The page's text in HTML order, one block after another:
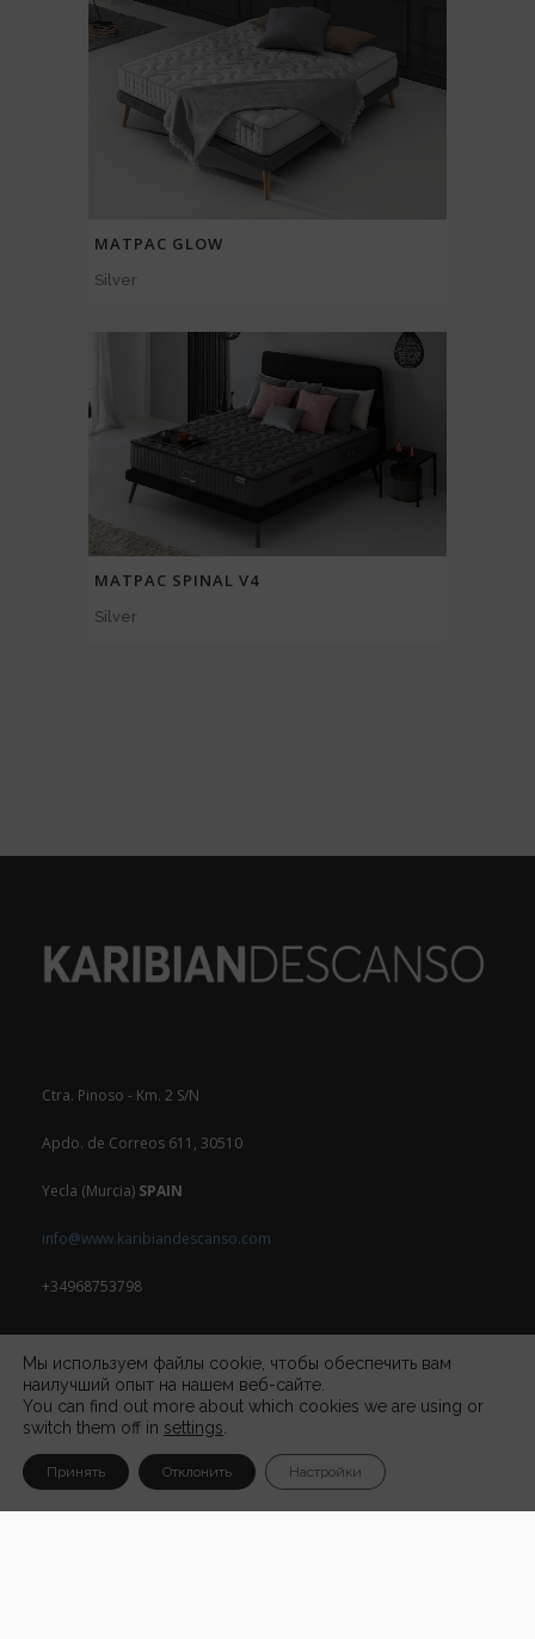
МАТРАС GLOW
Silver
МАТРАС SPINAL V4
Silver
Ctra. Pinoso - Km. 2 S/N
Apdo. de Correos 611, 30510
Yecla (Murcia) SPAIN
info@www.karibiandescanso.com
+34968753798
Мы используем файлы cookie, чтобы обеспечить вам
наилучший опыт на нашем веб-сайте.
You can find out more about which cookies we are using or
switch them off in settings
Принять Отклонить Настройки